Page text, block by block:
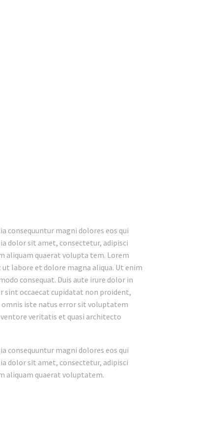
consequuntur magni dolores eos qui
dolor sit amet, consectetur, adipisci
aliquam quaerat volupta tem. Lorem
labore et dolore magna aliqua. Ut enim
consequat. Duis aute irure dolor in
sint occaecat cupidatat non proident,
omnis iste natus error sit voluptatem
veritatis et quasi architecto
consequuntur magni dolores eos qui
dolor sit amet, consectetur, adipisci
aliquam quaerat voluptatem.